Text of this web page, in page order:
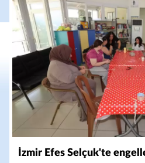
İzmir Efes Selçuk'te